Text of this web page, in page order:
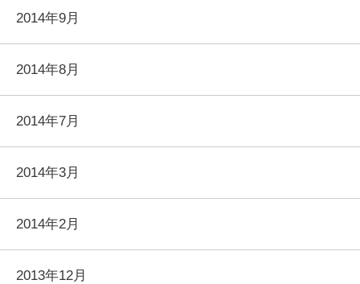
2014年9月
2014年8月
2014年7月
2014年3月
2014年2月
2013年12月